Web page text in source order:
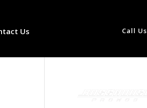
Us Call Us